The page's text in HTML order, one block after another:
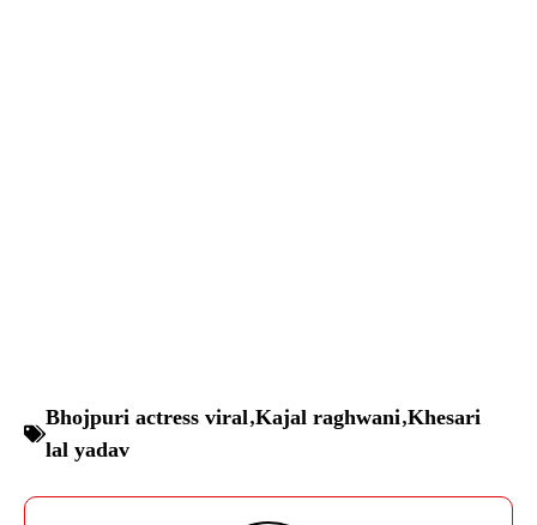
Bhojpuri actress viral,Kajal raghwani,Khesari
lal yadav